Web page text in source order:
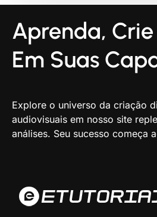
Aprenda, Crie
Em Suas
Explore o universo da criação
audiovisuais em nosso site
análises. Seu sucesso começa